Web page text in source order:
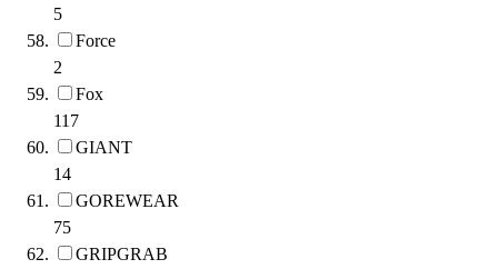
5
Force
2
Fox
117
GIANT
14
GOREWEAR
75
GRIPGRAB